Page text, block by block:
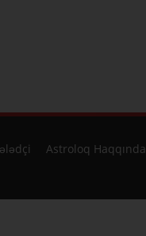
Astroloq Haqqında